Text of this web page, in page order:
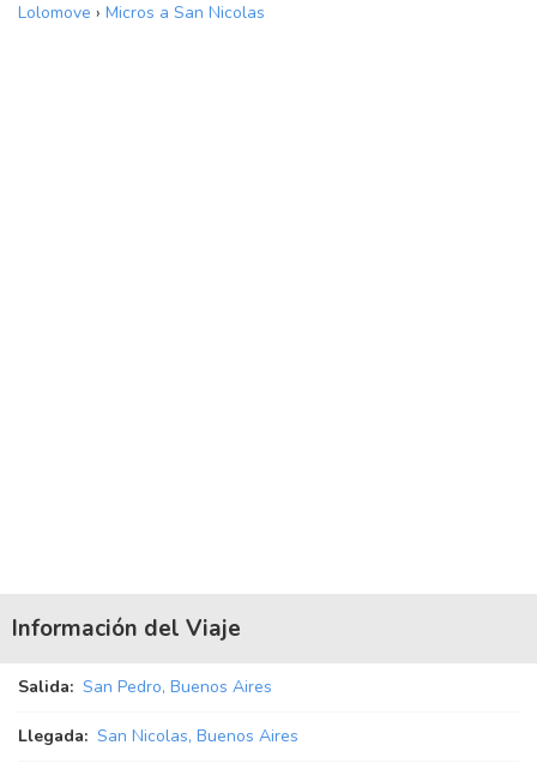
Lolomove › Micros a San Nicolas
Información del Viaje
Salida: San Pedro, Buenos Aires
Llegada: San Nicolas, Buenos Aires